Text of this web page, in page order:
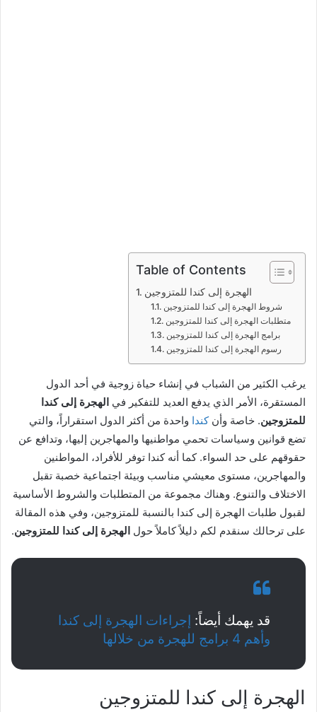
Table of Contents
الهجرة إلى كندا للمتزوجين
شروط الهجرة إلى كندا للمتزوجين
متطلبات الهجرة إلى كندا للمتزوجين
برامج الهجرة إلى كندا للمتزوجين
رسوم الهجرة إلى كندا للمتزوجين
يرغب الكثير من الشباب في إنشاء حياة زوجية في أحد الدول
المستقرة، الأمر الذي يدفع العديد للتفكير في الهجرة إلى كندا
للمتزوجين. خاصة وأنكندا واحدة من أكثر الدول استقراراً، والتي
تضع قوانين وسياسات تحمي مواطنيها والمهاجرين إليها، وتدافع عن
حقوقهم على حد السواء. كما أنه كندا توفر للأفراد، المواطنين
والمهاجرين، مستوى معيشي مناسب وبيئة اجتماعية خصبة تقبل
الاختلاف والتنوع. وهناك مجموعة من المتطلبات والشروط الأساسية
لقبول طلبات الهجرة إلى كندا بالنسبة للمتزوجين، وفي هذه المقالة
على ترحالك سنقدم لكم دليلاً كاملاً حول الهجرة إلى كندا للمتزوجين.
قد يهمك أيضاً: إجراءات الهجرة إلى كندا
وأهم 4 برامج للهجرة من خلالها
الهجرة إلى كندا للمتزوجين